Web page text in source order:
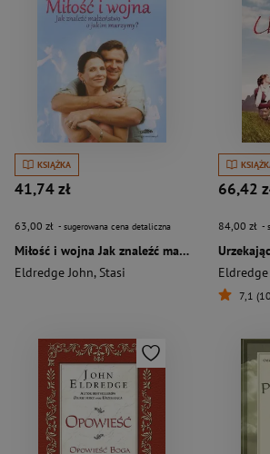
KSIĄŻKA
41,74 zł
63,00 zł - sugerowana cena detaliczna
Miłość i wojna Jak znaleźć małżeństwo o jakim marzymy?
Eldredge John, Stasi
66,42
84,00 zł -
7,1